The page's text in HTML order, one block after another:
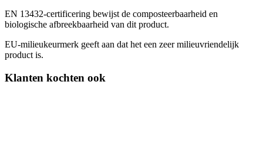
EN 13432-certificering bewijst de composteerbaarheid en
biologische afbreekbaarheid van dit product.
EU-milieukeurmerk geeft aan dat het een zeer milieuvriendelijk
product is.
Klanten kochten ook